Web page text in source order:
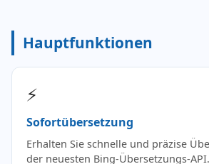
Hauptfunktionen
⚡
Sofortübersetzung
Erhalten Sie schnelle und präzise
der neuesten Bing-Übersetzungs-API.